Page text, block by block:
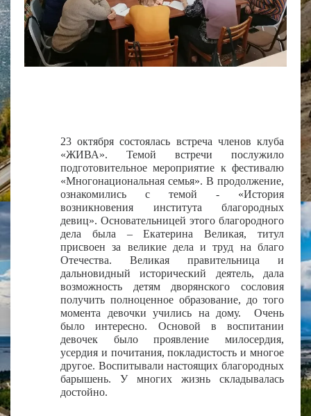
23 октября состоялась встреча членов клуба
«ЖИВА». Темой встречи послужило
подготовительное мероприятие к фестивалю
«Многонациональная семья». В продолжение,
ознакомились с темой - «История
возникновения института благородных
девиц». Основательницей этого благородного
дела была – Екатерина Великая, титул
присвоен за великие дела и труд на благо
Отечества. Великая правительница и
дальновидный исторический деятель, дала
возможность детям дворянского сословия
получить полноценное образование, до того
момента девочки учились на дому. Очень
было интересно. Основой в воспитании
девочек было проявление милосердия,
усердия и почитания, покладистость и многое
другое. Воспитывали настоящих благородных
барышень. У многих жизнь складывалась
достойно.